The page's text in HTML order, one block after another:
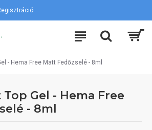
- Hema Free Matt Fedőzselé - 8ml
Gel - Hema Free
- 8ml